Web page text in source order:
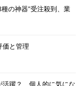
の神器”受注殺到、業
価と管理
活躍？ 個人的に気にな